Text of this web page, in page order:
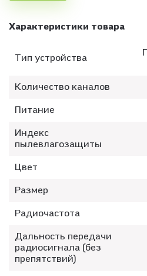
Характеристики товара
Тип устройства
Количество каналов
Питание
Индекс
пылевлагозащиты
Цвет
Размер
Радиочастота
Дальность передачи
радиосигнала (без
препятствий)